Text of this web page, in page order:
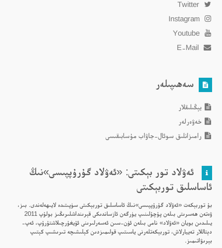
سەھىپىلەر
يېڭىلىقلار
خەۋەرلەر
رامىزانلىق سوئال-جاۋاب مۇسابىقىسى
ئەۋلاد تور بېكىتى: «ئەۋلاد گۇرۇپپىسى»نىڭ
ئاساسلىق توربېكىتى
بۇ توربېكەت «ئەۋلاد گۇرۇپپىسى»نىڭ ئاساسلىق توربېكىتى سۈپىتىدە لايىھەلەندى. بىز،
ۋەتەن ھەسرىتى بىلەن پۇچۇلىنىپ يۈرگەن ئازساندىكى قېرىنداشلىرىڭىز بولۇپ 2011
يىلىدىن بويان «ئەۋلاد» نامى بىلەن ئۈن-سىن ئەسەرلىرىنى ئۇيغۇرچىلاشتۇرۇپ، ئەپ-
دېتاللار تەييارلاش، توربېكەتلەرنى ياسىتىپ قولىمىزدىن كېلىشىچە تىرىشىپ كېتىپ
بېرىۋاتىمىز.